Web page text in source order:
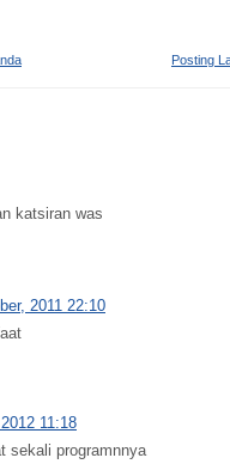
Posting
katsiran was
2011 22:10
11:18
sekali programnnya